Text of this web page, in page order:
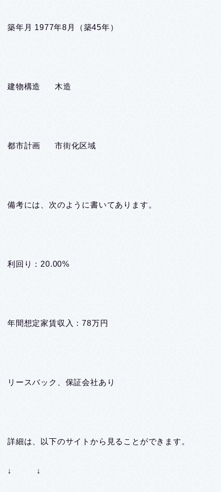
築年月 1977年8月（築45年）
建物構造 木造
都市計画 市街化区域
備考には、次のように書いてあります。
利回り：20.00%
年間想定家賃収入：78万円
リースバック、保証会社あり
詳細は、以下のサイトから見ることができます。
↓ ↓